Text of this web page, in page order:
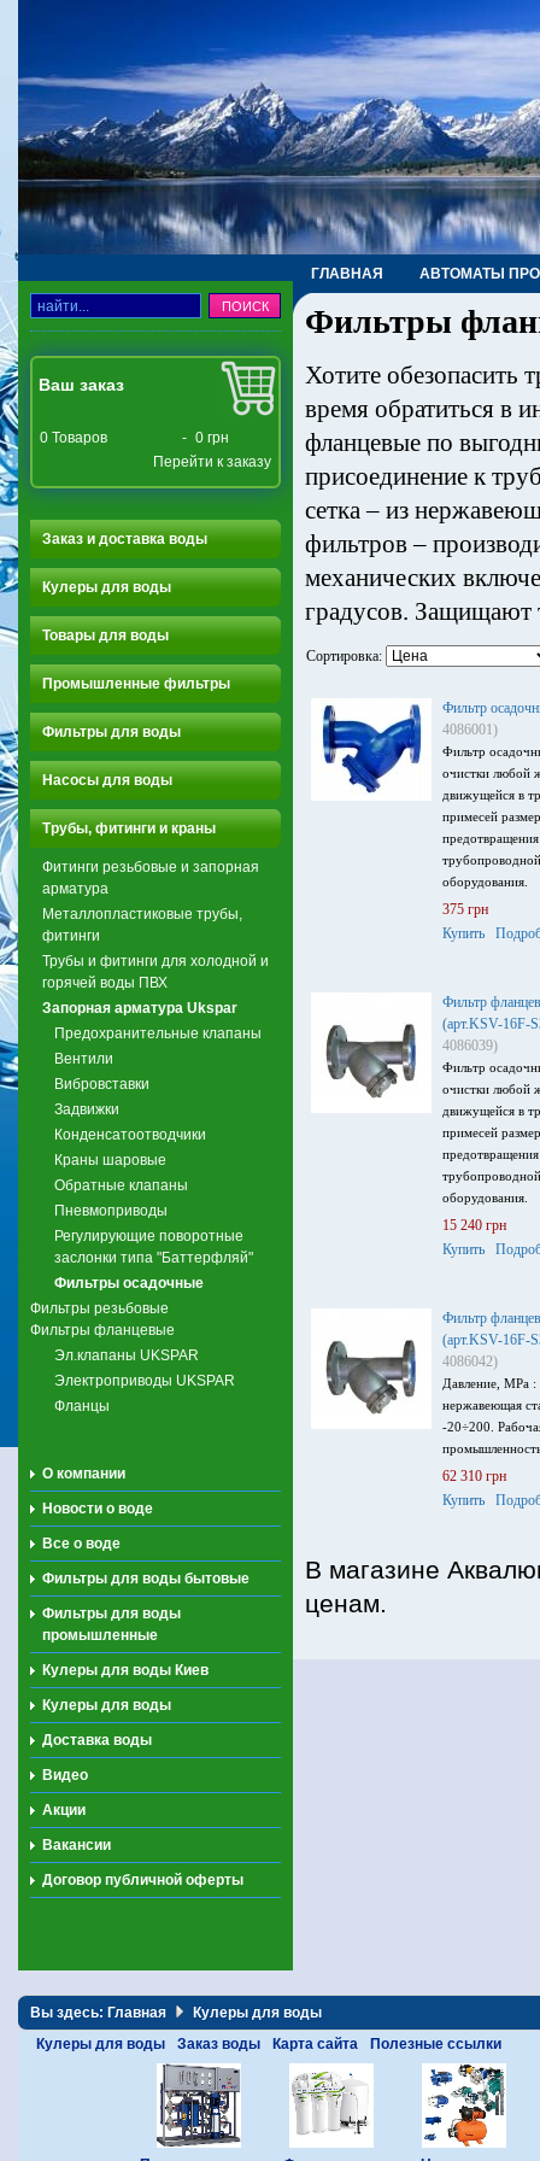
ГЛАВНАЯ АВТОМАТЫ
ТРУБЫ, ФИТИНГИ, КРАНЫ
Ваш заказ
0 Товаров - 0 грн
Перейти к заказу
Заказ и доставка воды
Кулеры для воды
Товары для воды
Промышленные фильтры
Фильтры для воды
Насосы для воды
Трубы, фитинги и краны
Фитинги резьбовые и запорная
арматура
Металлопластиковые трубы,
фитинги
Трубы и фитинги для холодной и
горячей воды ПВХ
Запорная арматура Ukspar
Предохранительные клапаны
Вентили
Вибровставки
Задвижки
Конденсатоотводчики
Краны шаровые
Обратные клапаны
Пневмоприводы
Регулирующие поворотные
заслонки типа "Баттерфляй"
Фильтры осадочные
Фильтры резьбовые
Фильтры фланцевые
Эл.клапаны UKSPAR
Электроприводы UKSPAR
Фланцы
О компании
Новости о воде
Все о воде
Фильтры для воды бытовые
Фильтры для воды
промышленные
Кулеры для воды Киев
Кулеры для воды
Доставка воды
Видео
Акции
Вакансии
Договор публичной оферты
Фильтры
Хотите обезопасить
время обратиться в
фланцевые по
присоединение к
сетка – из
фильтров –
механических
градусов. Защищают
Сортировка:
Фильтр
4086001)
Фильтр
очистки любой
движущейся в
примесей
оборудования.
375 грн
Купить
Фильтр
(арт.KSV-16F-
4086039)
Фильтр
очистки любой
движущейся в
примесей
оборудования.
15 240 грн
Купить
Фильтр
(арт.KSV-16F-
4086042)
Давление, MPa
нержавеющая
-20÷200.
62 310 грн
Купить
В магазине
ценам.
Вы здесь: Главная
Кулеры для воды
Кулеры для воды
Заказ воды Карта сайта Полезные ссылки